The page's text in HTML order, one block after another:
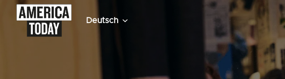
Inhalt
Startseite
Deutsch